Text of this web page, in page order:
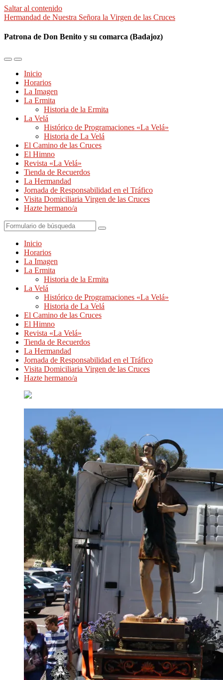
Saltar al contenido
Hermandad de Nuestra Señora la Virgen de las Cruces
Patrona de Don Benito y su comarca (Badajoz)
Alternar
menú
móvil
Alternar
campo
de
búsqueda
Inicio
Horarios
La Imagen
La Ermita
Historia de la Ermita
La Velá
Histórico de Programaciones «La Velá»
Historia de La Velá
El Camino de las Cruces
El Himno
Revista «La Velá»
Tienda de Recuerdos
La Hermandad
Jornada de Responsabilidad en el Tráfico
Visita Domiciliaria Virgen de las Cruces
Hazte hermano/a
Buscar
Inicio
Horarios
La Imagen
La Ermita
Historia de la Ermita
La Velá
Histórico de Programaciones «La Velá»
Historia de La Velá
El Camino de las Cruces
El Himno
Revista «La Velá»
Tienda de Recuerdos
La Hermandad
Jornada de Responsabilidad en el Tráfico
Visita Domiciliaria Virgen de las Cruces
Hazte hermano/a